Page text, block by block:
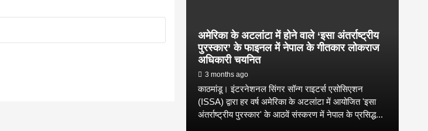
अमेरिका के अटलांटा में होने वाले ‘इसा अंतर्राष्ट्रीय
पुरस्कार’ के फाइनल में नेपाल के गीतकार लोकराज
अधिकारी चयनित
3 months ago
काठमांडू। इंटरनेशनल सिंगर सॉन्ग राइटर्स एसोसिएशन
(ISSA) द्वारा हर वर्ष अमेरिका के अटलांटा में आयोजित 'इसा
अंतर्राष्ट्रीय पुरस्कार' के आठवें संस्करण में नेपाल के प्रसिद्ध...